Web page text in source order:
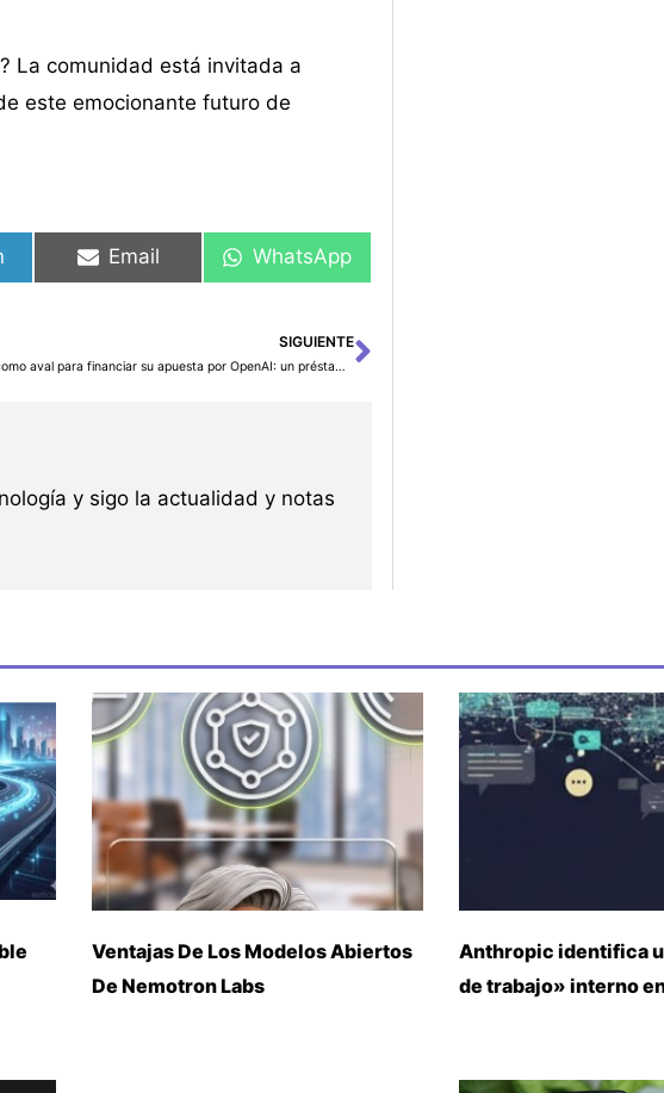
La comunidad está invitada a
este emocionante futuro de
Email WhatsApp
SIGUIENTE
SoftBank pone a Arm como aval para financiar su apuesta por OpenAI: un préstamo con “efecto dominó” si cae la acción Siguiente
y sigo la actualidad y notas
Ventajas De Los Modelos Abiertos
De Nemotron Labs
Anthropic identifica
de trabajo» interno